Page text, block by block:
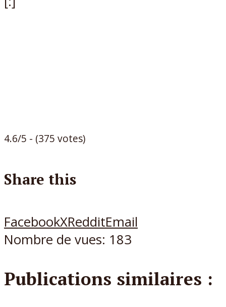
4.6/5 - (375 votes)
Share this
FacebookXRedditEmail
Nombre de vues: 183
Publications similaires :